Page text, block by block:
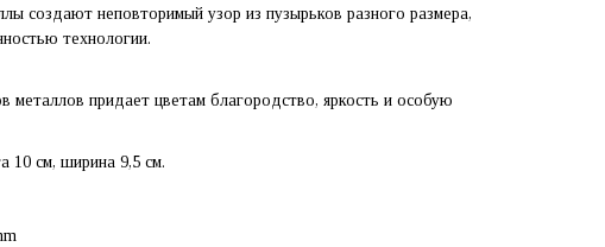
создают неповторимый узор из пузырьков разного размера,
технологии.
металлов придает цветам благородство, яркость и особую
10 см, ширина 9,5 см.